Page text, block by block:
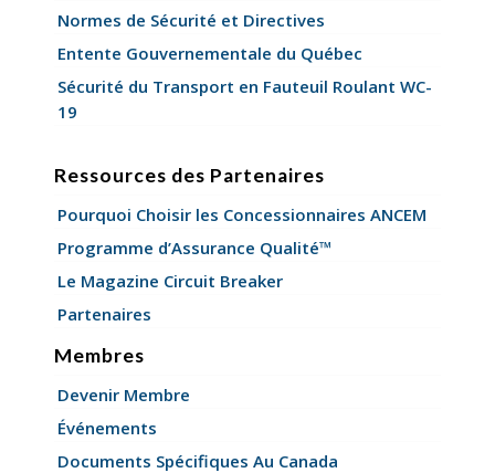
Normes de Sécurité et Directives
Entente Gouvernementale du Québec
Sécurité du Transport en Fauteuil Roulant WC-
19
Ressources des Partenaires
Pourquoi Choisir les Concessionnaires ANCEM
Programme d’Assurance Qualité™
Le Magazine Circuit Breaker
Partenaires
Membres
Devenir Membre
Événements
Documents Spécifiques Au Canada